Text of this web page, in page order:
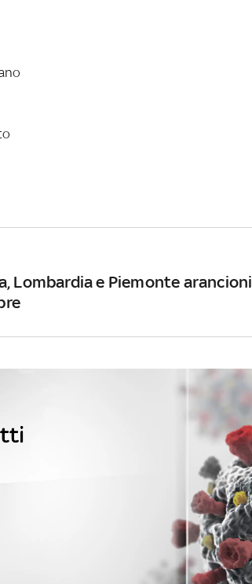
Lombardia e Piemonte arancioni